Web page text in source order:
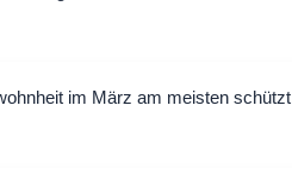
im März am meisten schützt